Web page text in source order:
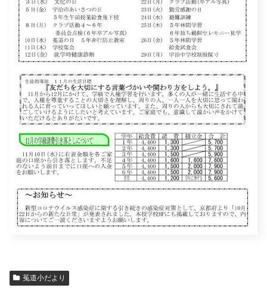
菟道小だより